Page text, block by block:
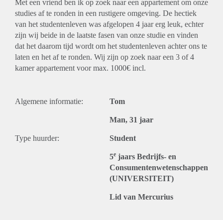
Met een vriend ben ik op zoek naar een appartement om onze
studies af te ronden in een rustigere omgeving. De hectiek
van het studentenleven was afgelopen 4 jaar erg leuk, echter
zijn wij beide in de laatste fasen van onze studie en vinden
dat het daarom tijd wordt om het studentenleven achter ons te
laten en het af te ronden. Wij zijn op zoek naar een 3 of 4
kamer appartement voor max. 1000€ incl.
Algemene informatie: Tom
Man, 31 jaar
Type huurder: Student
5e jaars Bedrijfs- en
Consumentenwetenschappen
(UNIVERSITEIT)
Lid van Mercurius